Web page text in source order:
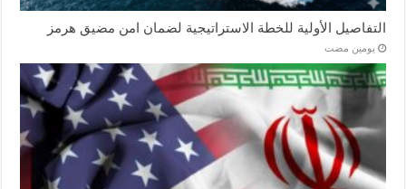
التفاصيل الأولية للخطة الاستراتيجية لضمان امن مضيق هرمز
‏يومين مضت